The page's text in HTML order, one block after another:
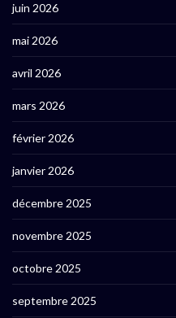
juin 2026
mai 2026
avril 2026
mars 2026
février 2026
janvier 2026
décembre 2025
novembre 2025
octobre 2025
septembre 2025